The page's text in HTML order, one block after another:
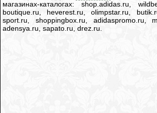
магазинах-каталогах: shop.adidas.ru,
boutique.ru, heverest.ru, olimpstar.ru,
sport.ru, shoppingbox.ru, adidaspromo.ru,
adensya.ru, sapato.ru, drez.ru.